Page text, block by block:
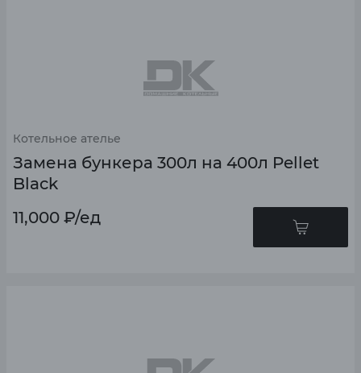
Котельное ателье
Замена бункера 300л на 400л Pellet
Black
11,000 ₽/ед